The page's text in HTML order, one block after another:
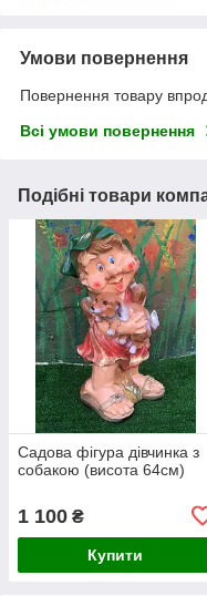
Умови повернення
Повернення товару
Всі умови повернення
Подібні товари
Садова фігура дівчинка з
собакою (висота 64см)
1 100 ₴
Купити